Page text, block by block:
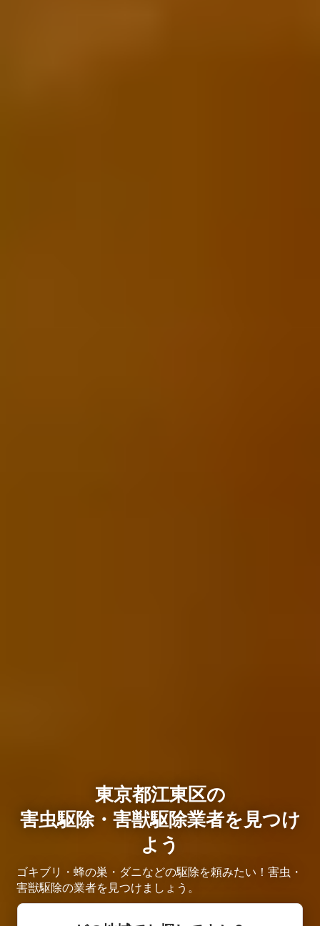
東京都江東区の
害虫駆除・害獣駆除業者を見つけ
よう
ゴキブリ・蜂の巣・ダニなどの駆除を頼みたい！害虫・
害獣駆除の業者を見つけましょう。